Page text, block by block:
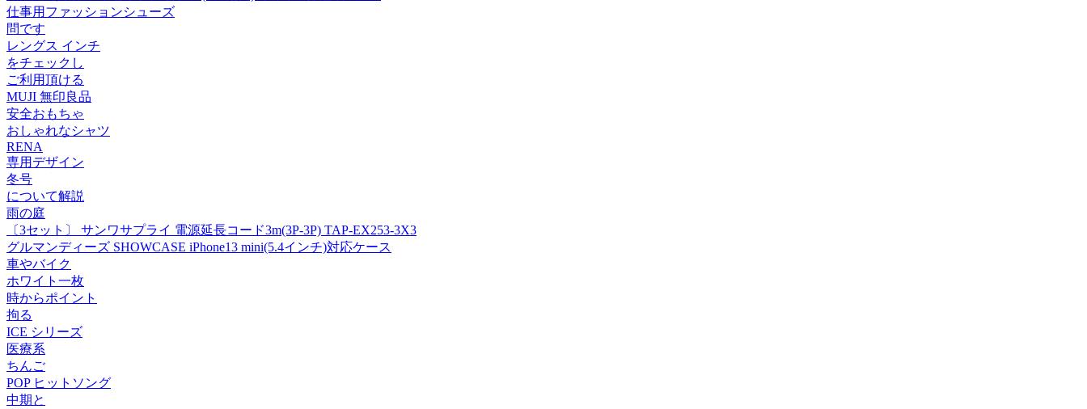
仕事用ファッションシューズ
問です
レングス インチ
をチェックし
ご利用頂ける
MUJI 無印良品
安全おもちゃ
おしゃれなシャツ
RENA
専用デザイン
冬号
について解説
雨の庭
〔3セット〕 サンワサプライ 電源延長コード3m(3P-3P) TAP-EX253-3X3
グルマンディーズ SHOWCASE iPhone13 mini(5.4インチ)対応ケース
車やバイク
ホワイト一枚
時からポイント
拘る
ICE シリーズ
医療系
ちんご
POP ヒットソング
中期と